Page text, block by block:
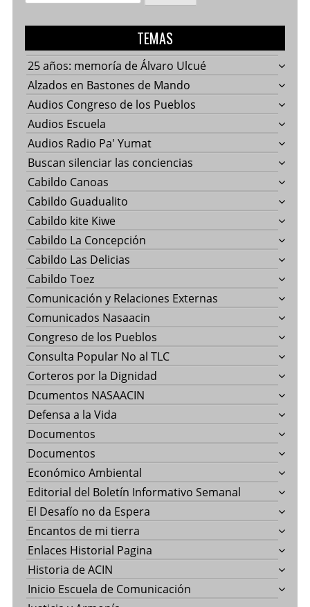
TEMAS
25 años: memoría de Álvaro Ulcué
Alzados en Bastones de Mando
Audios Congreso de los Pueblos
Audios Escuela
Audios Radio Pa' Yumat
Buscan silenciar las conciencias
Cabildo Canoas
Cabildo Guadualito
Cabildo kite Kiwe
Cabildo La Concepción
Cabildo Las Delicias
Cabildo Toez
Comunicación y Relaciones Externas
Comunicados Nasaacin
Congreso de los Pueblos
Consulta Popular No al TLC
Corteros por la Dignidad
Dcumentos NASAACIN
Defensa a la Vida
Documentos
Documentos
Económico Ambiental
Editorial del Boletín Informativo Semanal
El Desafío no da Espera
Encantos de mi tierra
Enlaces Historial Pagina
Historia de ACIN
Inicio Escuela de Comunicación